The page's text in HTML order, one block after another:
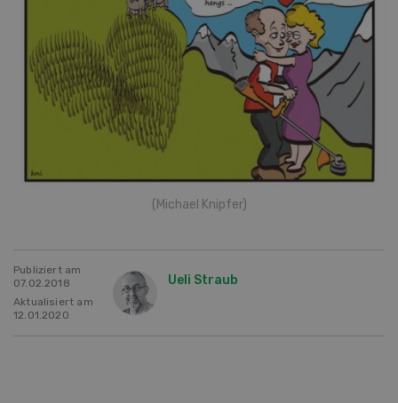
(Michael Knipfer)
Publiziert am
07.02.2018
Aktualisiert am
12.01.2020
Ueli Straub